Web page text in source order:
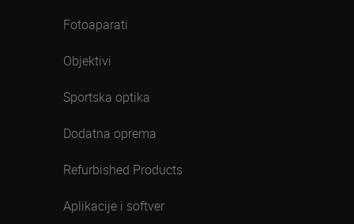
Fotoaparati
Objektivi
Sportska optika
Dodatna oprema
Refurbished Products
Aplikacije i softver